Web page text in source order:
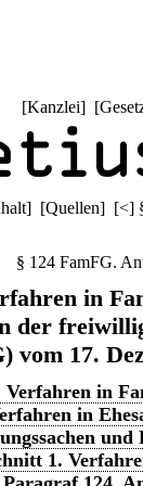
[Kanzlei] [
] [Quellen] [<]
§ 124 FamFG.
in
der
vom 17.
Verfahren in
in
und
1.